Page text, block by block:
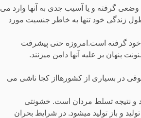
گرفته و یا آسیب جدی به آنها وارد می
زندگی خود تنها به خاطر جنسیت مورد
خود گرفته است.امروزه حتی پیشرفت
پنهان بر علیه آنها دامن میزنند.
در بسیاری از کشورهااز کجا ناشی می
و نتیجه تسلط مردان است. خشونتی
و باز تولید میشود. در شرایط بحران